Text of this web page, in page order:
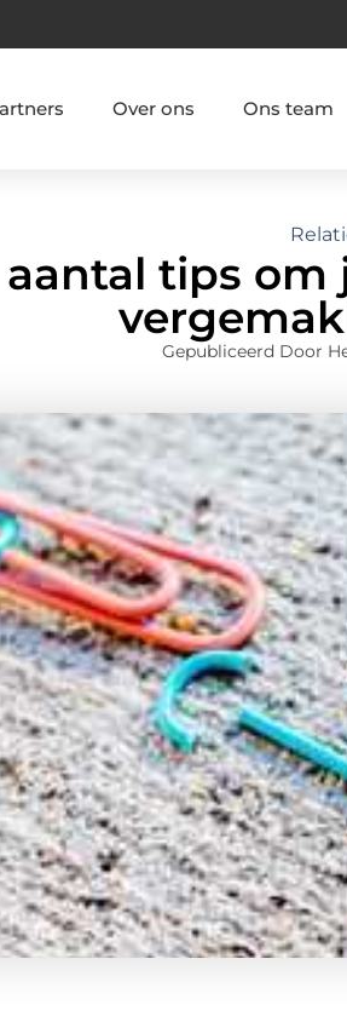
Over ons Ons team
aantal tips
Gepubliceerd Door